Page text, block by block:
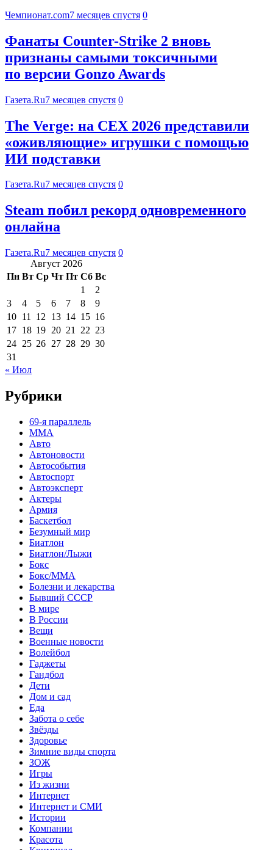
Чемпионат.com7 месяцев спустя 0
Фанаты Counter-Strike 2 вновь
признаны самыми токсичными
по версии Gonzo Awards
Газета.Ru7 месяцев спустя 0
The Verge: на CEX 2026 представили
«оживляющие» игрушки с помощью
ИИ подставки
Газета.Ru7 месяцев спустя 0
Steam побил рекорд одновременного
онлайна
Газета.Ru7 месяцев спустя 0
Август 2026
Пн Вт Ср Чт Пт Сб Вс
1
2
3
4 5 6 7 8
9
10 11 12 13 14 15 16
17 18 19 20 21 22 23
24 25 26 27 28 29 30
31
« Июл
Рубрики
69-я параллель
MMA
Авто
Автоновости
Автособытия
Автоспорт
Автоэксперт
Актеры
Армия
Баскетбол
Безумный мир
Биатлон
Биатлон/Лыжи
Бокс
Бокс/MMA
Болезни и лекарства
Бывший СССР
В мире
В России
Вещи
Военные новости
Волейбол
Гаджеты
Гандбол
Дети
Дом и сад
Еда
Забота о себе
Звёзды
Здоровье
Зимние виды спорта
ЗОЖ
Игры
Из жизни
Интернет
Интернет и СМИ
Истории
Компании
Красота